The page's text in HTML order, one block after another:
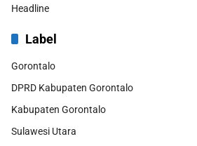
Headline
Label
Gorontalo
DPRD Kabupaten Gorontalo
Kabupaten Gorontalo
Sulawesi Utara